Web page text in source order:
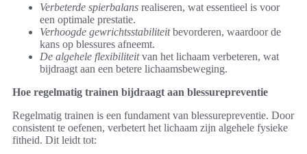
Verbeterde spierbalans realiseren, wat essentieel is voor
een optimale prestatie.
Verhoogde gewrichtsstabiliteitbevorderen, waardoor de
kans op blessures afneemt.
De algehele flexibiliteitvan het lichaam verbeteren, wat
bijdraagt aan een betere lichaamsbeweging.
Hoe regelmatig trainen bijdraagt aan blessurepreventie
Regelmatig trainen is een fundament van blessurepreventie. Door
consistent te oefenen, verbetert het lichaam zijn algehele fysieke
fitheid. Dit leidt tot: